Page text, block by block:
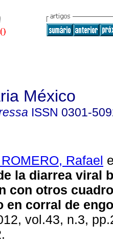
México
ISSN 0301-
Rafael
la diarrea viral
con otros
en corral de
vol.43, n.3,